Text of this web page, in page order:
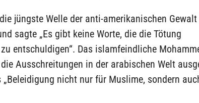
jüngste Welle der anti-amerikanischen
sagte „Es gibt keine Worte, die die Tötung
entschuldigen“. Das islamfeindliche
Ausschreitungen in der arabischen Welt
„Beleidigung nicht nur für Muslime, sondern